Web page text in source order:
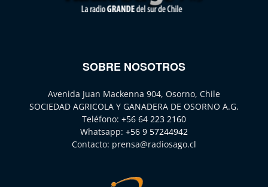
SOBRE NOSOTROS
Avenida Juan Mackenna 904, Osorno, Chile
SOCIEDAD AGRICOLA Y GANADERA DE OSORNO A.G.
Teléfono: +56 64 223 2160
Whatsapp: +56 9 57244942
Contacto: prensa@radiosago.cl